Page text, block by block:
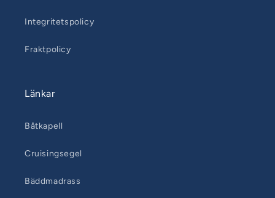
Integritetspolicy
Fraktpolicy
Länkar
Båtkapell
Cruisingsegel
Bäddmadrass